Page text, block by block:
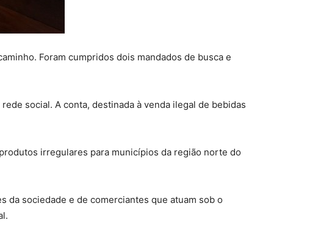
Foram cumpridos dois mandados de busca e
social. A conta, destinada à venda ilegal de bebidas
irregulares para municípios da região norte do
da sociedade e de comerciantes que atuam sob o